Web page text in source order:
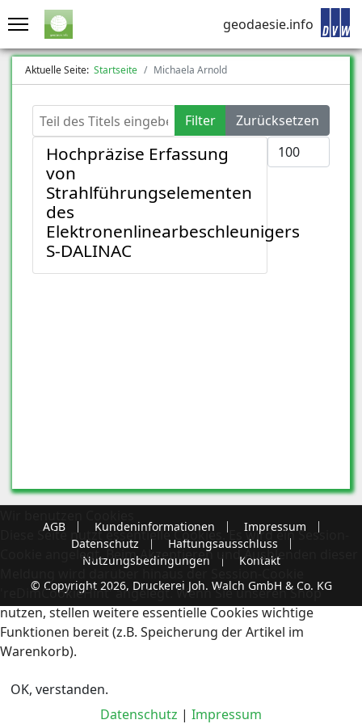
geodaesie.info
Aktuelle Seite: Startseite Michaela Arnold
Teil des Titels eingeben Filter
Zurücksetzen
Anzeige #
Hochpräzise Erfassung
von
Strahlführungselementen
des
Elektronenlinearbeschleunigers
S-DALINAC
AGB Kundeninformationen
Impressum
Datenschutz
Haftungsausschluss
Nutzungsbedingungen
Kontakt
© Copyright 2026, Druckerei Joh. Walch GmbH & Co. KG
Diese Seite nutzt essentielle Cookies. Es wird ein Session-
Cookie angelegt. Beim Akzeptieren und Ausblenden dieser
Meldung wird darüber hinaus der Session-Cookie
'reDimCookieHint' angelegt. Wenn Sie unseren Shop
nutzen, stellen weitere essentielle Cookies wichtige
Funktionen bereit (z.B. Speicherung der Artikel im
Warenkorb).
OK, verstanden.
Datenschutz | Impressum